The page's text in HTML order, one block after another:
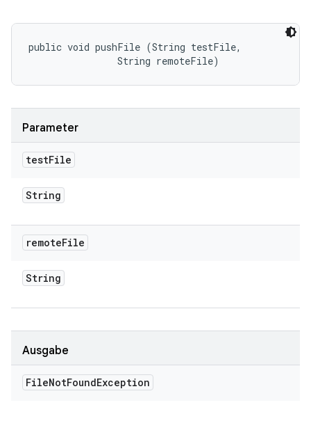
public void pushFile (String testFile,
                String remoteFile)
Parameter
testFile
String
remoteFile
String
Ausgabe
FileNotFoundException